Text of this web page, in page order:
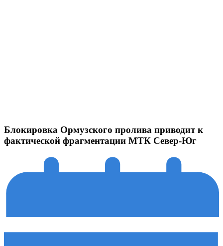
Блокировка Ормузского пролива приводит к
фактической фрагментации МТК Север-Юг